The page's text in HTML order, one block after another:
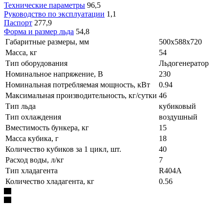
Технические параметры 96,5
Руководство по эксплуатации 1,1
Паспорт 277,9
Форма и размер льда 54,8
Габаритные размеры, мм
500х588х720
Масса, кг
54
Тип оборудования
Льдогенератор
Номинальное напряжение, В
230
Номинальная потребляемая мощность, кВт
0.94
Максимальная производительность, кг/сутки 46
Тип льда
кубиковый
Тип охлаждения
воздушный
Вместимость бункера, кг
15
Масса кубика, г
18
Количество кубиков за 1 цикл, шт.
40
Расход воды, л/кг
7
Тип хладагента
R404A
Количество хладагента, кг
0.56